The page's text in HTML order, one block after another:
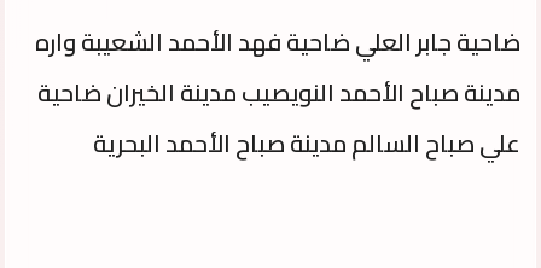
ضاحية جابر العلي ضاحية فهد الأحمد الشعيبة واره
مدينة صباح الأحمد النويصيب مدينة الخيران ضاحية
علي صباح السالم مدينة صباح الأحمد البحرية